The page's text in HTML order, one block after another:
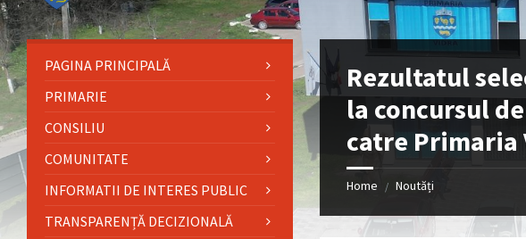
Rezultatul
la concursul
catre Primaria
Home / Noutăți
PAGINA PRINCIPALĂ
PRIMARIE
CONSILIU
COMUNITATE
INFORMATII DE INTERES PUBLIC
TRANSPARENȚĂ DECIZIONALĂ